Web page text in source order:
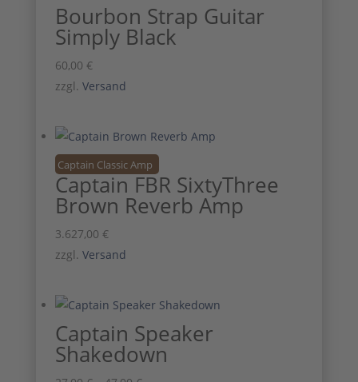
Bourbon Strap Guitar
Simply Black
60,00 €
zzgl. Versand
Captain Classic Amp
Captain FBR SixtyThree
Brown Reverb Amp
3.627,00 €
zzgl. Versand
Captain Speaker
Shakedown